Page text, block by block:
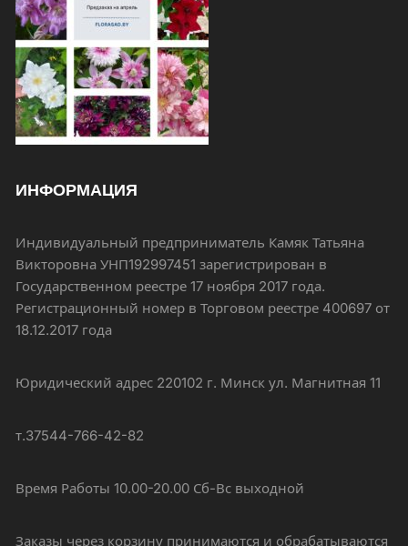
ИНФОРМАЦИЯ
Индивидуальный предприниматель Камяк Татьяна
Викторовна УНП192997451 зарегистрирован в
Государственном реестре 17 ноября 2017 года.
Регистрационный номер в Торговом реестре 400697 от
18.12.2017 года
Юридический адрес 220102 г. Минск ул. Магнитная 11
т.37544-766-42-82
Время Работы 10.00-20.00 Сб-Вс выходной
Заказы через корзину принимаются и обрабатываются